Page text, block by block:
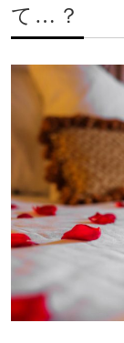
て…？